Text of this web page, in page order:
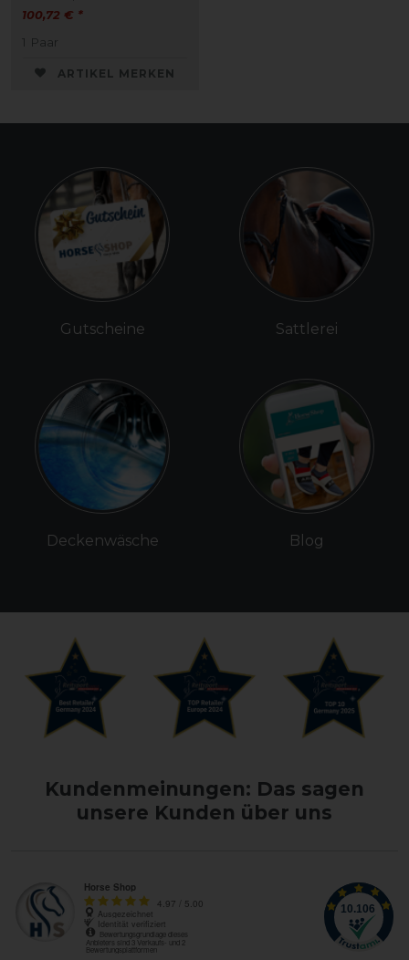
100,72 € *
1 Paar
ARTIKEL MERKEN
Gutscheine
Deckenwäsche
Sattlerei
Blog
Kundenmeinungen: Das sagen
unsere Kunden über uns